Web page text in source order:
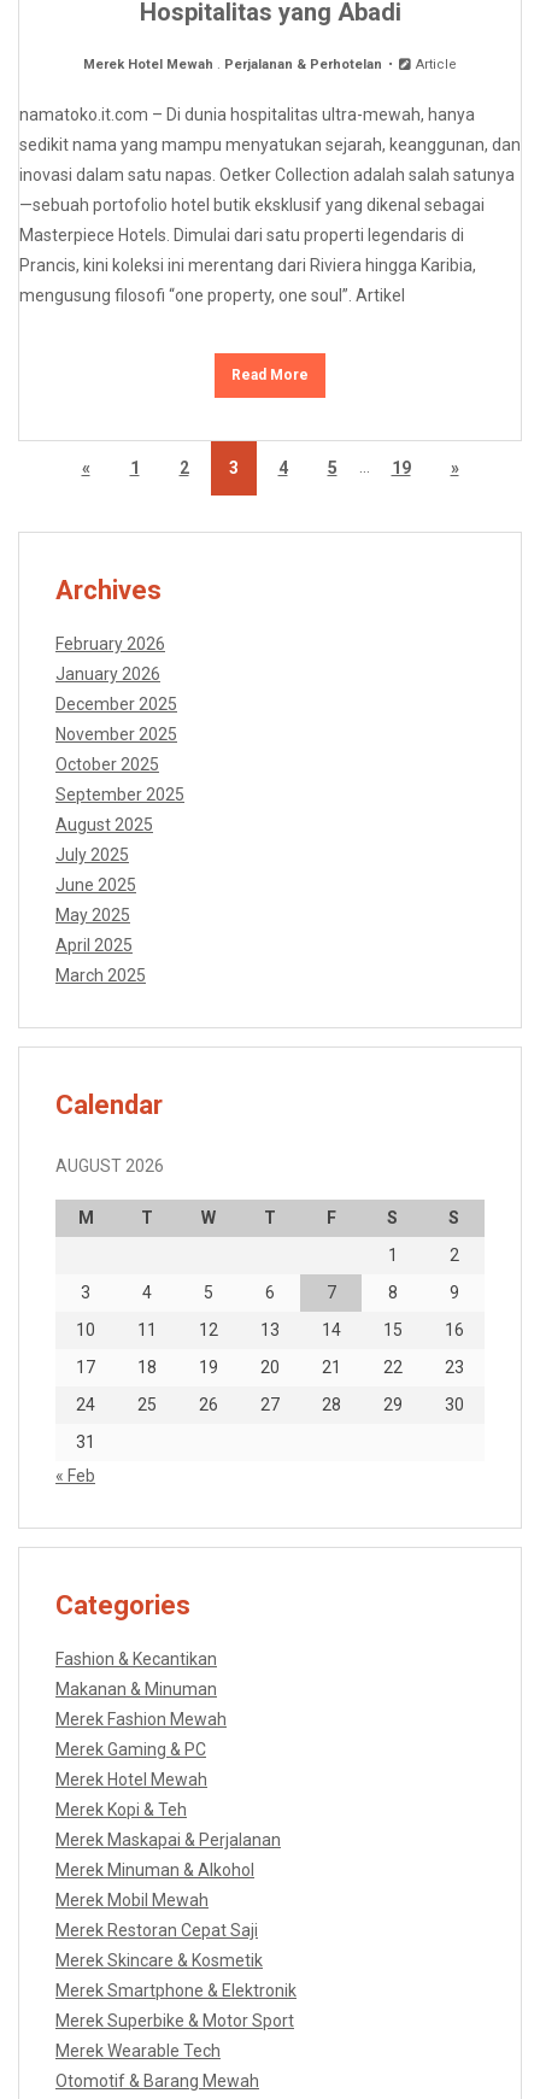
Hospitalitas yang Abadi
Merek Hotel Mewah . Perjalanan & Perhotelan Article
namatoko.it.com – Di dunia hospitalitas ultra-mewah, hanya
sedikit nama yang mampu menyatukan sejarah, keanggunan, dan
inovasi dalam satu napas. Oetker Collection adalah salah satunya
—sebuah portofolio hotel butik eksklusif yang dikenal sebagai
Masterpiece Hotels. Dimulai dari satu properti legendaris di
Prancis, kini koleksi ini merentang dari Riviera hingga Karibia,
mengusung filosofi “one property, one soul”. Artikel
Read More
« 1 2 3 4 5 … 19 »
Archives
February 2026
January 2026
December 2025
November 2025
October 2025
September 2025
August 2025
July 2025
June 2025
May 2025
April 2025
March 2025
Calendar
AUGUST 2026
M T W T F S
S
1
2
3
4 5 6 7 8
9
10
11 12 13 14 15
16
17
18 19 20 21 22
23
24
25 26 27 28 29
30
31
« Feb
Categories
Fashion & Kecantikan
Makanan & Minuman
Merek Fashion Mewah
Merek Gaming & PC
Merek Hotel Mewah
Merek Kopi & Teh
Merek Maskapai & Perjalanan
Merek Minuman & Alkohol
Merek Mobil Mewah
Merek Restoran Cepat Saji
Merek Skincare & Kosmetik
Merek Smartphone & Elektronik
Merek Superbike & Motor Sport
Merek Wearable Tech
Otomotif & Barang Mewah